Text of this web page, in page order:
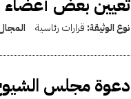
نوع الوثيقة: قرارات رئاسية
دعوة مجلس الشيوخ